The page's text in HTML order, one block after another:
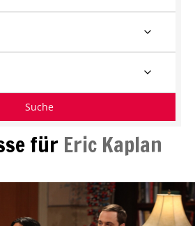
für Eric Kaplan
Suche